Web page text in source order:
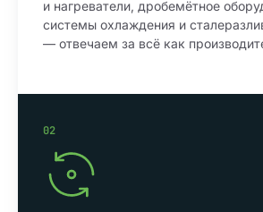
и нагреватели, дробемётное
системы охлаждения и
— отвечаем за всё как
02